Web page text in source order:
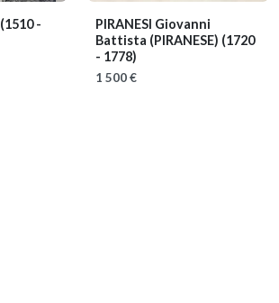
(1510 -
PIRANESI Giovanni
Battista (PIRANESE) (1720
- 1778)
1 500 €